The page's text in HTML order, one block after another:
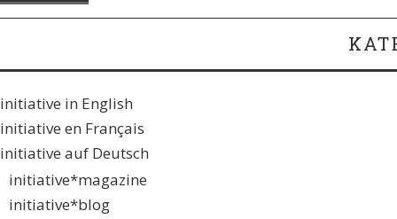
initiative in English
initiative en Français
initiative auf Deutsch
initiative*magazine
initiative*blog